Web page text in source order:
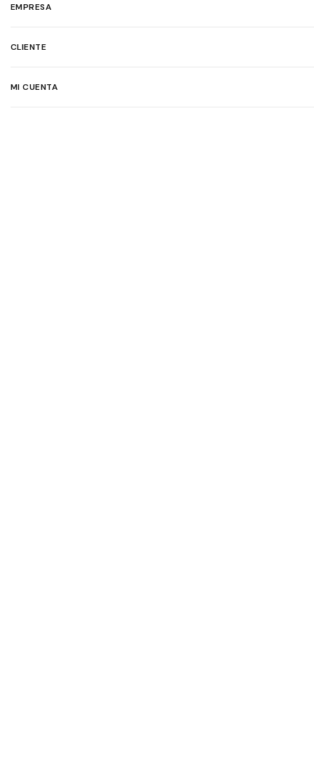
EMPRESA
CLIENTE
MI CUENTA